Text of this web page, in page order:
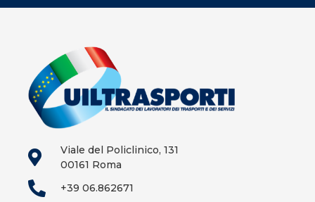
Viale del Policlinico, 131
00161 Roma
+39 06.862671